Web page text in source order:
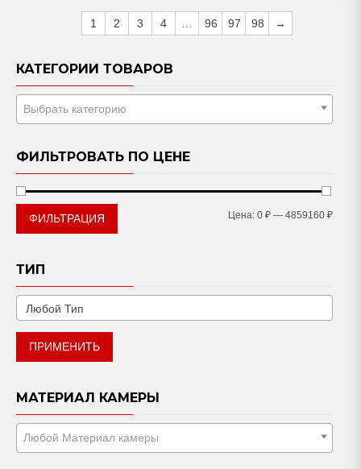
1 2 3 4 96 97 98 →
КАТЕГОРИИ ТОВАРОВ
Выбрать категорию
ФИЛЬТРОВАТЬ ПО ЦЕНЕ
ФИЛЬТРАЦИЯ Цена: 0 ₽ — 4859160 ₽
ТИП
ПРИМЕНИТЬ
МАТЕРИАЛ КАМЕРЫ
Любой Материал камеры